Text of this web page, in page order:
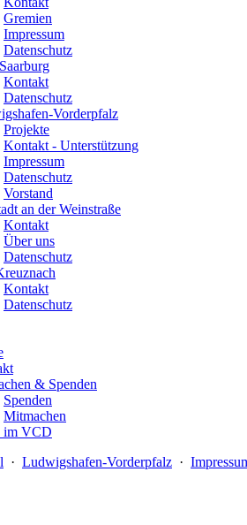
Gremien
Impressum
Datenschutz
Kontakt
Datenschutz
Vorderpfalz
Projekte
Kontakt - Unterstützung
Impressum
Datenschutz
Vorstand
an der Weinstraße
Kontakt
Über uns
Datenschutz
Kontakt
Datenschutz
& Spenden
Spenden
Mitmachen
im VCD
· Ludwigshafen-Vorderpfalz ·